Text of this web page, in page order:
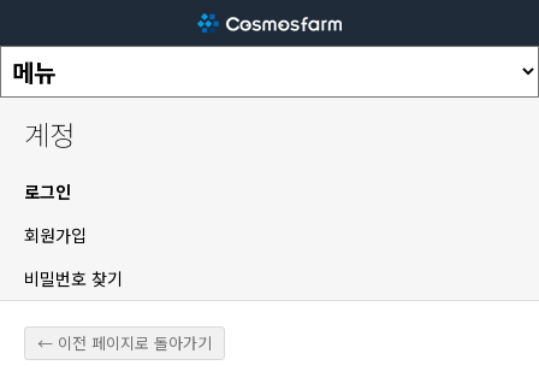
계정
로그인
회원가입
비밀번호 찾기
← 이전 페이지로 돌아가기